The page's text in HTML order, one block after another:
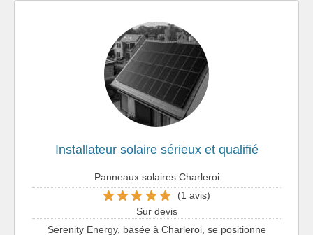
Installateur solaire sérieux et qualifié
Panneaux solaires Charleroi
(1 avis)
Sur devis
Serenity Energy, basée à Charleroi, se positionne